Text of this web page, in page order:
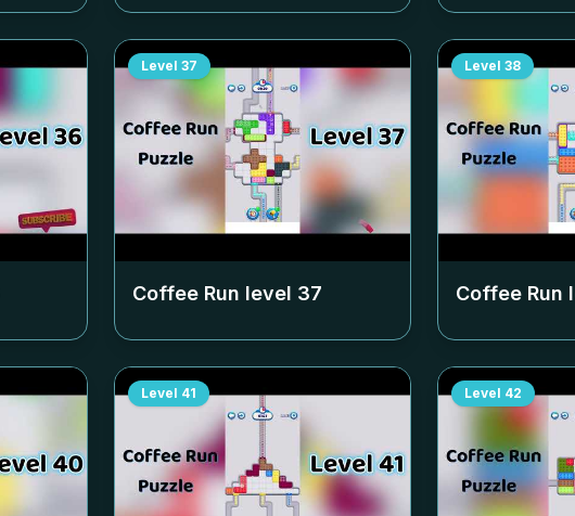
Level 37
Coffee Run level 37
Level 38
Coffee Run
Level 41 Level 42